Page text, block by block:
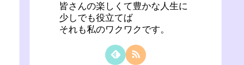
皆さんの楽しくて豊かな人生に
少しでも役立てば
それも私のワクワクです。